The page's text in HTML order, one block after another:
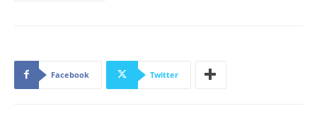
Facebook Twitter